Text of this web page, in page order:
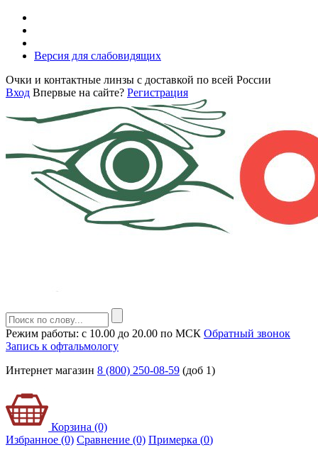
Версия для слабовидящих
Очки и контактные линзы с доставкой по всей России
Вход Впервые на сайте? Регистрация
Режим работы: с 10.00 до 20.00 по МСК Обратный звонок
Запись к офтальмологу
Интернет магазин 8 (800) 250-08-59 (доб 1)
Корзина (0)
Избранное (0) Сравнение (0) Примерка (0)